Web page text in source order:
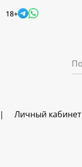
18+
Личный кабинет